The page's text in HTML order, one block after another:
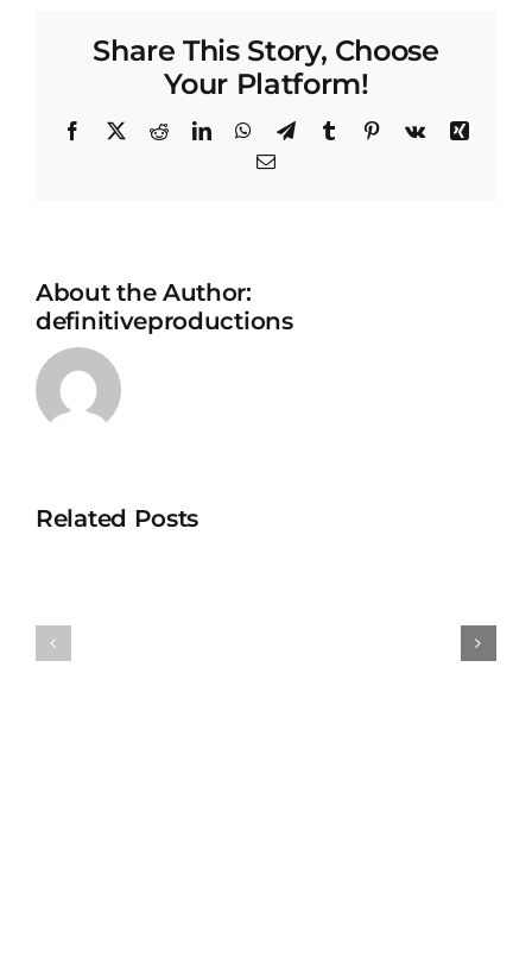
Share This Story, Choose
Your Platform!
Facebook
X RedditLinkedInWhatsApp
TelegramTumblr Pinterest
Vk
Xing
Email
About the Author:
definitiveproductions
Related Posts